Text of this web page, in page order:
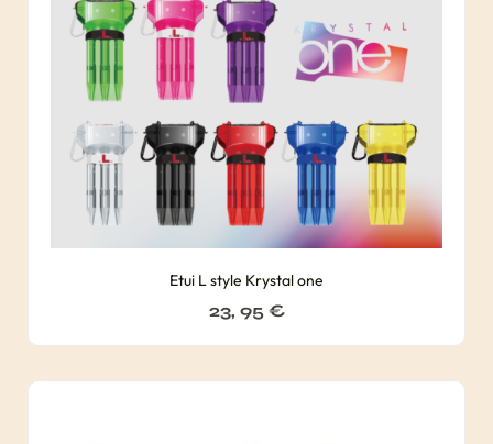
Etui L style Krystal one
23, 95 €